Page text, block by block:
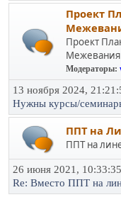
Проект
Проект
Межевания
Модераторы:
13 ноября 2024,
Нужны курсы/
ППТ на
ППТ на
26 июня 2021, 10:33:35
Re: Вместо ППТ на